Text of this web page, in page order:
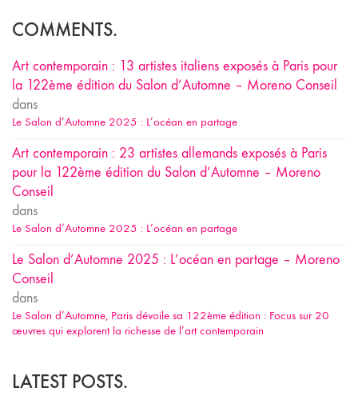
COMMENTS.
Art contemporain : 13 artistes italiens exposés à Paris pour
la 122ème édition du Salon d’Automne – Moreno Conseil
dans
Le Salon d’Automne 2025 : L’océan en partage
Art contemporain : 23 artistes allemands exposés à Paris
pour la 122ème édition du Salon d’Automne – Moreno
Conseil
dans
Le Salon d’Automne 2025 : L’océan en partage
Le Salon d’Automne 2025 : L’océan en partage – Moreno
Conseil
dans
Le Salon d’Automne, Paris dévoile sa 122ème édition : Focus sur 20
œuvres qui explorent la richesse de l’art contemporain
LATEST POSTS.